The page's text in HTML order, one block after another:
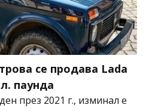
се продава Lada
паунда
през 2021 г., изминал е